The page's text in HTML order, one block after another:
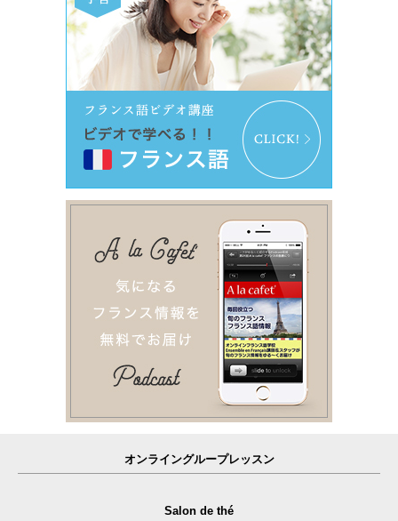
オンライングループレッスン
Salon de thé